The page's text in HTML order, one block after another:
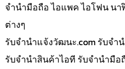
จำนำมือถือ ไอแพค ไอโฟน น
ต่างๆ
รับจํานําแจ้งวัฒนะ.com รับจำ
รับจำนำสินค้าไอที รับจำนำมื